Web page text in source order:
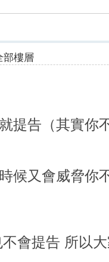
部樓層
提告（其實你
候又會威脅你
會提告 所以